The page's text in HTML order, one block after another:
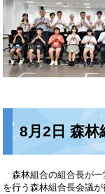
8月2日 森林
森林組合の組合長が一
を行う森林組合長会議